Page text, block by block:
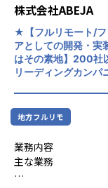
どの上流工程から下
境です。
◎ユーザーの困りご
る
社内のテクニカルサ
を通じて顧客のリア
す。ユーザーの悩み
に製品改善や新機能
身の貢献が顧客満足
現実世界に耐えるソ
験
技術的な判断や設計
ェーズで、リードエ
点
フトウェアの立場か
募集背景
ABEJAでは、
するPhysical AI技術
現場に社会実装する
株式会社ABEJA
★【フルリモート/フ
アとしての開発・実
はその素地】200社
リーディングカンパ
地方フルリモ
業務内容
主な業務